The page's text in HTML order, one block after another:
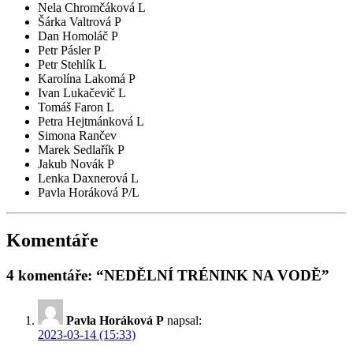
Nela Chromčáková L
Šárka Valtrová P
Dan Homoláč P
Petr Pásler P
Petr Stehlík L
Karolína Lakomá P
Ivan Lukačevič L
Tomáš Faron L
Petra Hejtmánková L
Simona Rančev
Marek Sedlařík P
Jakub Novák P
Lenka Daxnerová L
Pavla Horáková P/L
Komentáře
4 komentáře: “NEDĚLNÍ TRÉNINK NA VODĚ”
Pavla Horáková P napsal:
2023-03-14 (15:33)